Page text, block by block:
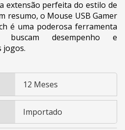
extensão perfeita do estilo de
resumo, o Mouse USB Gamer
é uma poderosa ferramenta
desempenho e
jogos.
12 Meses
Importado